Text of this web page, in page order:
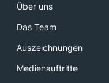
Über uns
Das Team
Auszeichnungen
Medienauftritte